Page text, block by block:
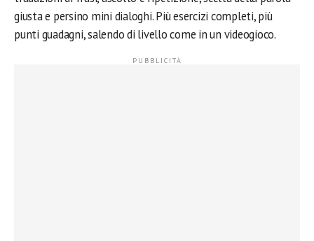
giusta e persino mini dialoghi. Più esercizi completi, più
punti guadagni, salendo di livello come in un videogioco.